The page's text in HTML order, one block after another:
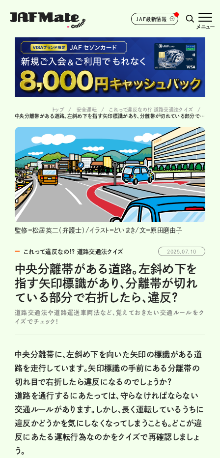
JAF最新情報
メニュー
トップ 安全運転
これって違反なの!? 道路交通法クイズ
中央分離帯がある道路。左斜め下を指す矢印標識があり、分離帯が切れている部分で右折したら、違反？
監修=松居英二（弁護士）/イラスト＝どいまき/文＝原田磨由子
これって違反なの!? 道路交通法クイズ 2025.07.10
中央分離帯がある道路。左斜め下を
指す矢印標識があり、分離帯が切れ
ている部分で右折したら、違反？
道路交通法や道路運送車両法など、覚えておきたい交通ルールをク
イズでチェック!
中央分離帯に、左斜め下を向いた矢印の標識がある道
路を走行しています。矢印標識の手前にある分離帯の
切れ目で右折したら違反になるのでしょうか?
道路を通行するにあたっては、守らなければならない
交通ルールがあります。しかし、長く運転しているうちに
違反かどうかを気にしなくなってしまうことも。どこが違
反にあたる運転行為なのかをクイズで再確認しましょ
う。